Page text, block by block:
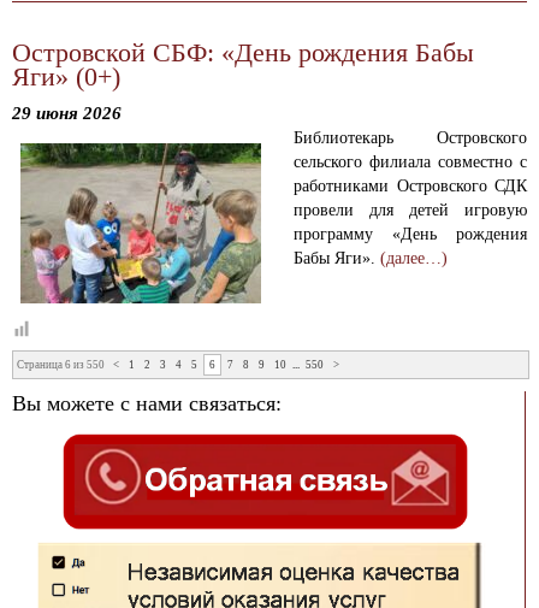
Островской СБФ: «День рождения Бабы
Яги» (0+)
29 июня 2026
Библиотекарь Островского
сельского филиала совместно с
работниками Островского СДК
провели для детей игровую
программу «День рождения
Бабы Яги».(далее…)
Страница 6 из 550 < 1 2 3 4 5 6 7 8 9 10 ... 550 >
Вы можете с нами связаться: